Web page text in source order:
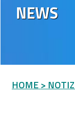
NEWS
HOME >